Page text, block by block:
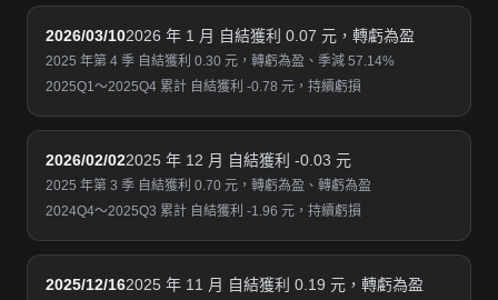
2026/03/102026 年 1 月 自結獲利 0.07 元，轉虧為盈
2025 年第 4 季 自結獲利 0.30 元，轉虧為盈、季減 57.14%
2025Q1～2025Q4 累計 自結獲利 -0.78 元，持續虧損
2026/02/022025 年 12 月 自結獲利 -0.03 元
2025 年第 3 季 自結獲利 0.70 元，轉虧為盈、轉虧為盈
2024Q4～2025Q3 累計 自結獲利 -1.96 元，持續虧損
2025/12/162025 年 11 月 自結獲利 0.19 元，轉虧為盈